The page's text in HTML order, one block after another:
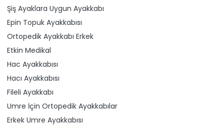
Şiş Ayaklara Uygun Ayakkabı
Epin Topuk Ayakkabısı
Ortopedik Ayakkabı Erkek
Etkin Medikal
Hac Ayakkabısı
Hacı Ayakkabısı
Fileli Ayakkabı
Umre İçin Ortopedik Ayakkabılar
Erkek Umre Ayakkabısı